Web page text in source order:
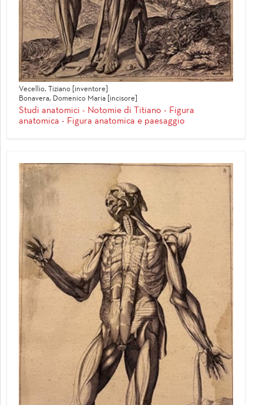
Vecellio, Tiziano [inventore]
Bonavera, Domenico Maria [incisore]
Studi anatomici - Notomie di Titiano - Figura
anatomica - Figura anatomica e paesaggio